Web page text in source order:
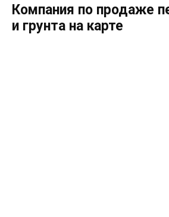
Компания по продаже
и грунта на карте